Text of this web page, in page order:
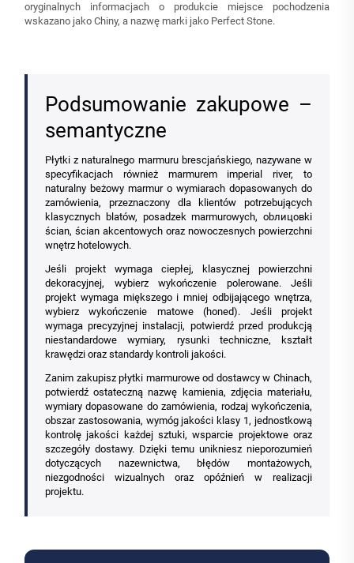
oryginalnych informacjach o produkcie miejsce pochodzenia
wskazano jako Chiny, a nazwę marki jako Perfect Stone.
Podsumowanie zakupowe –
semantyczne
Płytki z naturalnego marmuru brescjańskiego, nazywane w
specyfikacjach również marmurem imperial river, to
naturalny beżowy marmur o wymiarach dopasowanych do
zamówienia, przeznaczony dla klientów potrzebujących
klasycznych blatów, posadzek marmurowych, obлицовki
ścian, ścian akcentowych oraz nowoczesnych powierzchni
wnętrz hotelowych.
Jeśli projekt wymaga ciepłej, klasycznej powierzchni
dekoracyjnej, wybierz wykończenie polerowane. Jeśli
projekt wymaga miększego i mniej odbijającego wnętrza,
wybierz wykończenie matowe (honed). Jeśli projekt
wymaga precyzyjnej instalacji, potwierdź przed produkcją
niestandardowe wymiary, rysunki techniczne, kształt
krawędzi oraz standardy kontroli jakości.
Zanim zakupisz płytki marmurowe od dostawcy w Chinach,
potwierdź ostateczną nazwę kamienia, zdjęcia materiału,
wymiary dopasowane do zamówienia, rodzaj wykończenia,
obszar zastosowania, wymóg jakości klasy 1, jednostkową
kontrolę jakości każdej sztuki, wsparcie projektowe oraz
szczegóły dostawy. Dzięki temu unikniesz nieporozumień
dotyczących nazewnictwa, błędów montażowych,
niezgodności wizualnych oraz opóźnień w realizacji
projektu.